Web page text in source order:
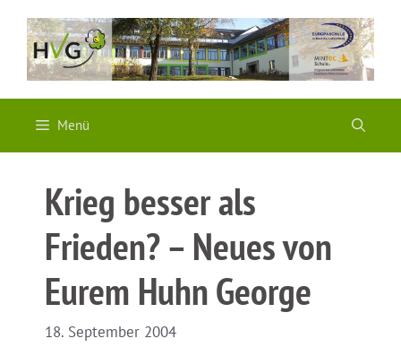
Inhalt
springen
Menü
Krieg besser als
Frieden? – Neues von
Eurem Huhn George
18. September 2004